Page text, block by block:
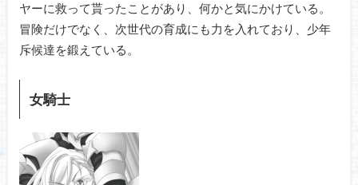
ヤーに救って貰ったことがあり、何かと気にかけている。
冒険だけでなく、次世代の育成にも力を入れており、少年
斥候達を鍛えている。
女騎士